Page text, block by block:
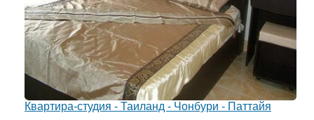
Квартира-студия - Таиланд - Чонбури - Паттайя